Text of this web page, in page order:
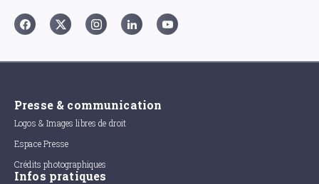
Presse & communication
Logos & Images libres de droit
Espace Presse
Crédits photographiques
Infos pratiques